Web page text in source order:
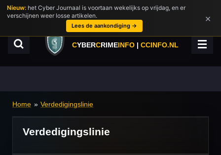
Ga
direct
hoofdinhoud
CYBERCRIMEINFO | CCINFO.NL
Home » Verdedigingslinie
Verdedigingslinie
Nieuw: het Cyber Journaal is voortaan wekelijks op vrijdag, en er
verschijnen weer losse artikelen.
Lees de aankondiging →
×